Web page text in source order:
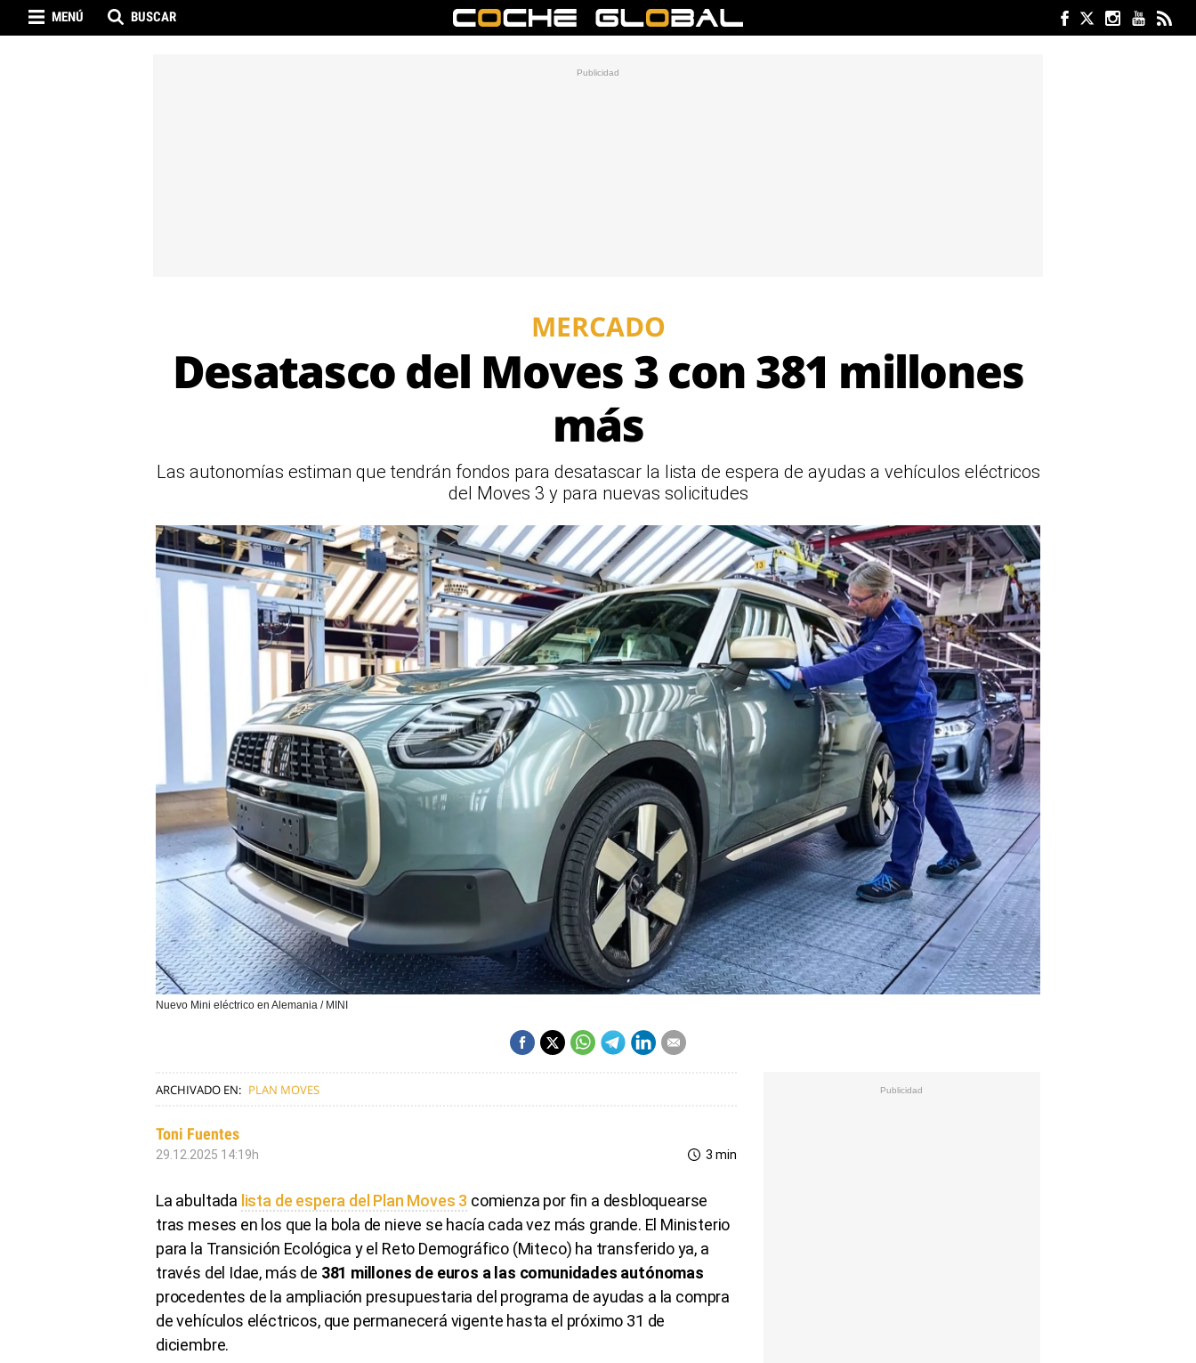
MENÚ BUSCAR
MERCADO
Desatasco del Moves 3 con 381 millones
más
Las autonomías estiman que tendrán fondos para desatascar la lista de espera de ayudas a vehículos eléctricos
del Moves 3 y para nuevas solicitudes
Nuevo Mini eléctrico en Alemania / MINI
ARCHIVADO EN: PLAN MOVES
Toni Fuentes
29.12.2025 14:19h 3 min
La abultada lista de espera del Plan Moves 3 comienza por fin a desbloquearse
tras meses en los que la bola de nieve se hacía cada vez más grande. El Ministerio
para la Transición Ecológica y el Reto Demográfico (Miteco) ha transferido ya, a
través del Idae, más de 381 millones de euros a las comunidades autónomas
procedentes de la ampliación presupuestaria del programa de ayudas a la compra
de vehículos eléctricos, que permanecerá vigente hasta el próximo 31 de
diciembre.